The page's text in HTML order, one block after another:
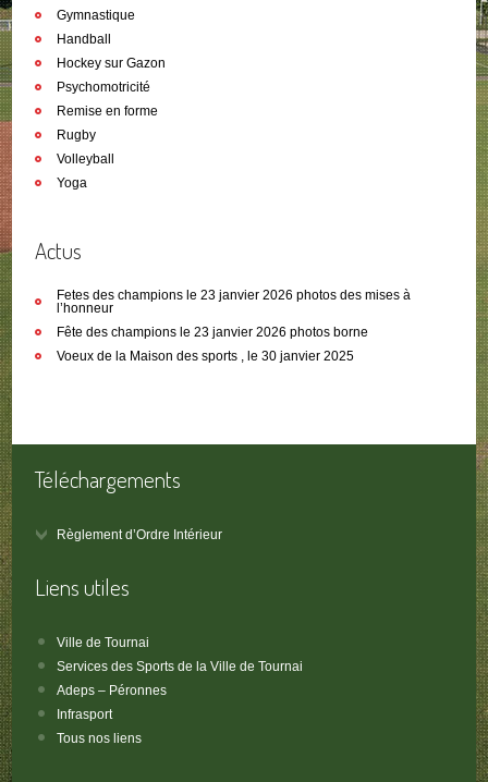
Gymnastique
Handball
Hockey sur Gazon
Psychomotricité
Remise en forme
Rugby
Volleyball
Yoga
Actus
Fetes des champions le 23 janvier 2026 photos des mises à
l’honneur
Fête des champions le 23 janvier 2026 photos borne
Voeux de la Maison des sports , le 30 janvier 2025
Téléchargements
Règlement d’Ordre Intérieur
Liens utiles
Ville de Tournai
Services des Sports de la Ville de Tournai
Adeps – Péronnes
Infrasport
Tous nos liens